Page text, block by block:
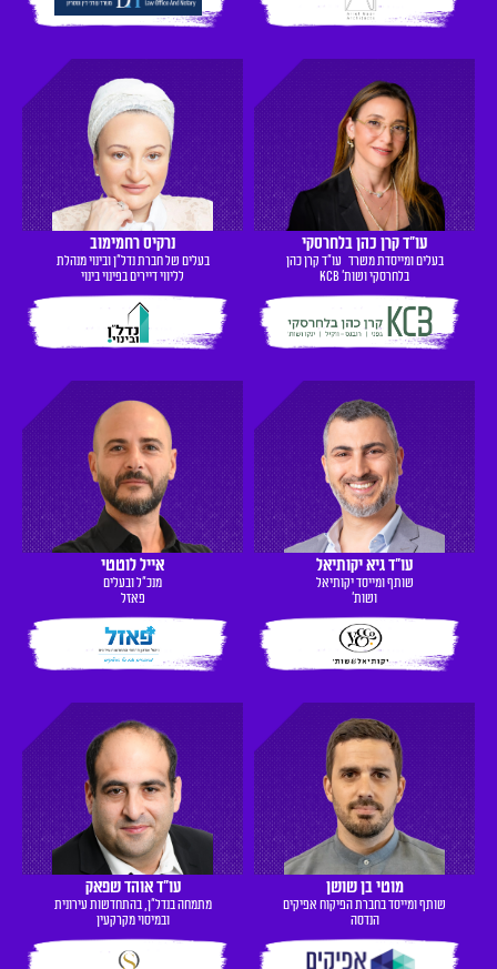
עו"ד קרן כהן בלחרסקי
בעלים ומייסדת משרד עו"ד קרן כהן
בלחרסקי ושות' KCB
נרקיס רחמימוב
בעלים של חברת נדל״ן ובינוי ‏מנהלת
לליווי דיירים ‏בפינוי בינוי
עו"ד גיא יקותיאל
שותף ומייסד יקותיאל
ושות'
אייל לוטטי
מנכ"ל ובעלים
פאזל
מוטי בן שושן
שותף ומייסד בחברת הפיקוח אפיקים
הנדסה
עו"ד אוהד שפאק
מתמחה בנדל"ן, בהתחדשות עירונית
ובמיסוי מקרקעין